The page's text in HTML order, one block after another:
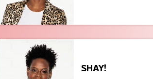
SHAY!